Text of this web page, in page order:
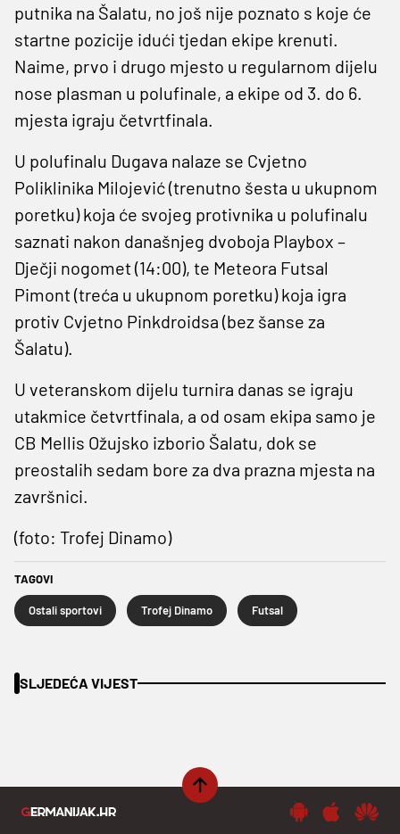
putnika na Šalatu, no još nije poznato s koje će
startne pozicije idući tjedan ekipe krenuti.
Naime, prvo i drugo mjesto u regularnom dijelu
nose plasman u polufinale, a ekipe od 3. do 6.
mjesta igraju četvrtfinala.
U polufinalu Dugava nalaze se Cvjetno
Poliklinika Milojević (trenutno šesta u ukupnom
poretku) koja će svojeg protivnika u polufinalu
saznati nakon današnjeg dvoboja Playbox –
Dječji nogomet (14:00), te Meteora Futsal
Pimont (treća u ukupnom poretku) koja igra
protiv Cvjetno Pinkdroidsa (bez šanse za
Šalatu).
U veteranskom dijelu turnira danas se igraju
utakmice četvrtfinala, a od osam ekipa samo je
CB Mellis Ožujsko izborio Šalatu, dok se
preostalih sedam bore za dva prazna mjesta na
završnici.
(foto: Trofej Dinamo)
TAGOVI
Ostali sportovi Trofej Dinamo Futsal
SLJEDEĆA VIJEST